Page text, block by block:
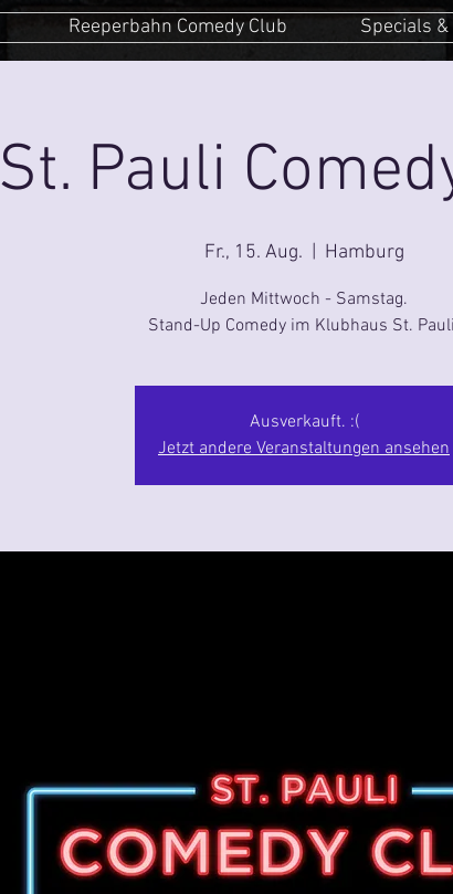
Reeperbahn Comedy Club Specials
St. Pauli
Fr., 15. Aug. Hamburg
Jeden Mittwoch - Samstag.
Stand-Up Comedy im Klubhaus St.
Ausverkauft. :(
Jetzt andere Veranstaltungen ansehen